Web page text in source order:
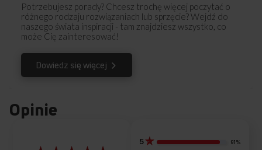
Potrzebujesz porady? Chcesz trochę więcej poczytać o
różnego rodzaju rozwiązaniach lub sprzęcie? Wejdź do
naszego świata inspiracji - tam znajdziesz wszystko, co
może Cię zainteresować!
Dowiedz się więcej
Opinie
5 91%